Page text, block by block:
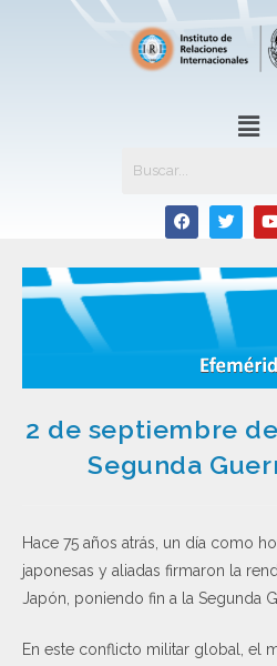
2 de septiembre
Segunda
Hace 75 años atrás, un día como
japonesas y aliadas firmaron la
Japón, poniendo fin a la Segunda
En este conflicto militar global, el